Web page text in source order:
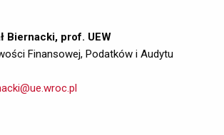
Biernacki, prof. UEW
Finansowej, Podatków i Audytu